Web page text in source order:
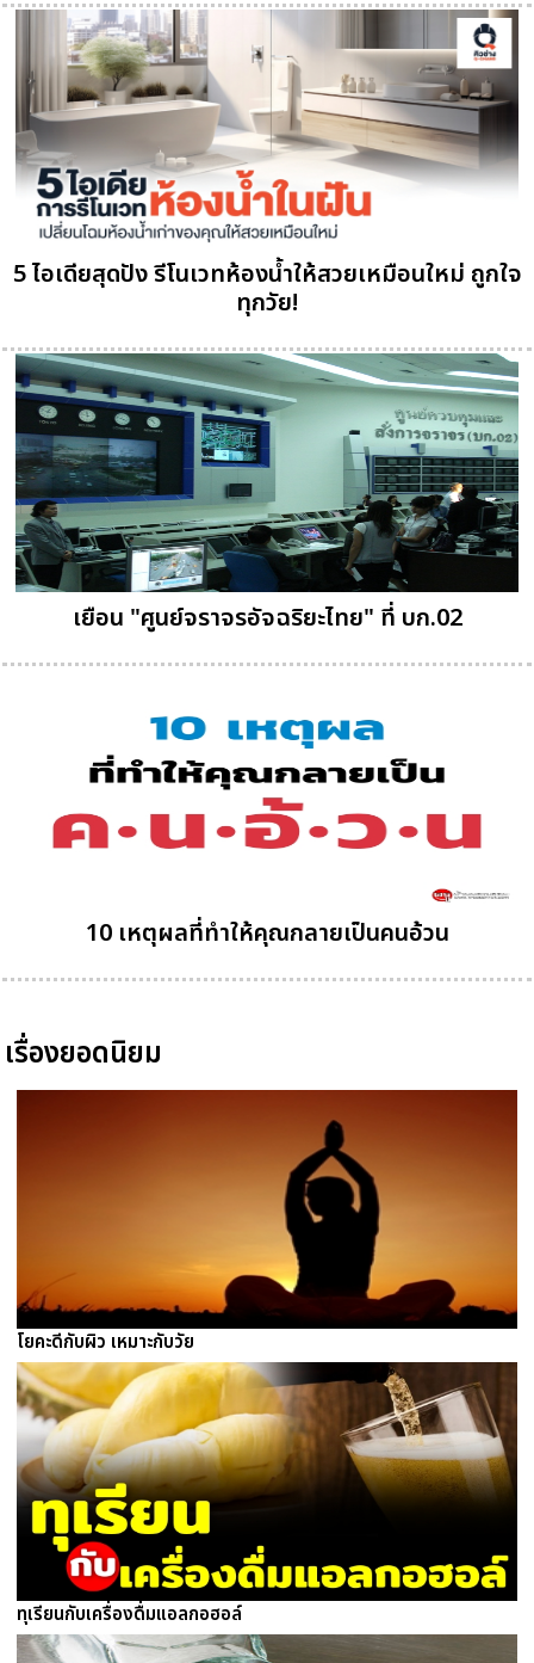
5 ไอเดียสุดปัง รีโนเวทห้องน้ำให้สวยเหมือนใหม่ ถูกใจ
ทุกวัย!
เยือน "ศูนย์จราจรอัจฉริยะไทย" ที่ บก.02
10 เหตุผลที่ทำให้คุณกลายเป็นคนอ้วน
เรื่องยอดนิยม
โยคะดีกับผิว เหมาะกับวัย
ทุเรียนกับเครื่องดื่มแอลกอฮอล์